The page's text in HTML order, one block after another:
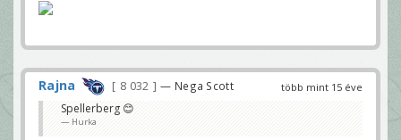
több mint 15 éve
Rajna 8 032 — Nega Scott
Spellerberg 😊
Hurka